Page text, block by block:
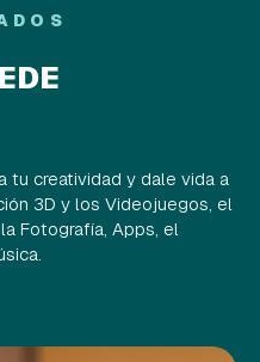
tu creatividad y dale vida a
3D y los Videojuegos, el
Fotografía, Apps, el